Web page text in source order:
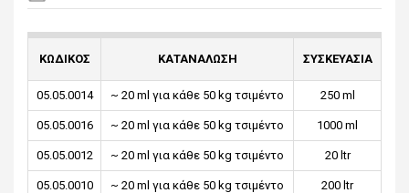
ΚΩΔΙΚΟΣ ΚΑΤΑΝΑΛΩΣΗ ΣΥΣΚΕΥΑΣΙΑ
05.05.0014 ~ 20 ml για κάθε 50 kg τσιμέντο 250 ml
05.05.0016 ~ 20 ml για κάθε 50 kg τσιμέντο 1000 ml
05.05.0012 ~ 20 ml για κάθε 50 kg τσιμέντο 20 ltr
05.05.0010 ~ 20 ml για κάθε 50 kg τσιμέντο 200 ltr